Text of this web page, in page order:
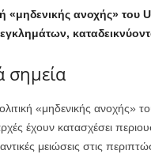
«μηδενικής ανοχής»
σημεία
«μηδενικής ανοχής»
έχουν κατασχέσει
μειώσεις στις